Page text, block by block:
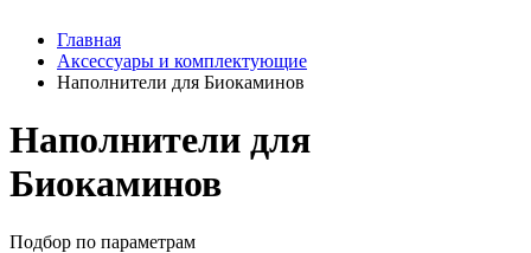
Главная
Аксессуары и комплектующие
Наполнители для Биокаминов
Наполнители для
Биокаминов
Подбор по параметрам